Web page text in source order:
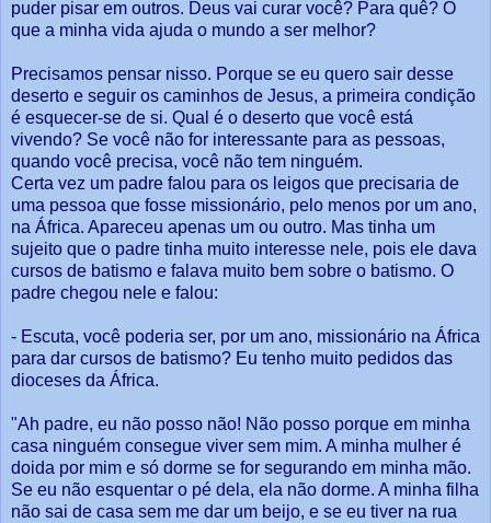
puder pisar em outros. Deus vai curar você? Para quê? O
que a minha vida ajuda o mundo a ser melhor?
Precisamos pensar nisso. Porque se eu quero sair desse
deserto e seguir os caminhos de Jesus, a primeira condição
é esquecer-se de si. Qual é o deserto que você está
vivendo? Se você não for interessante para as pessoas,
quando você precisa, você não tem ninguém.
Certa vez um padre falou para os leigos que precisaria de
uma pessoa que fosse missionário, pelo menos por um ano,
na África. Apareceu apenas um ou outro. Mas tinha um
sujeito que o padre tinha muito interesse nele, pois ele dava
cursos de batismo e falava muito bem sobre o batismo. O
padre chegou nele e falou:
- Escuta, você poderia ser, por um ano, missionário na África
para dar cursos de batismo? Eu tenho muito pedidos das
dioceses da África.
"Ah padre, eu não posso não! Não posso porque em minha
casa ninguém consegue viver sem mim. A minha mulher é
doida por mim e só dorme se for segurando em minha mão.
Se eu não esquentar o pé dela, ela não dorme. A minha filha
não sai de casa sem me dar um beijo, e se eu tiver na rua